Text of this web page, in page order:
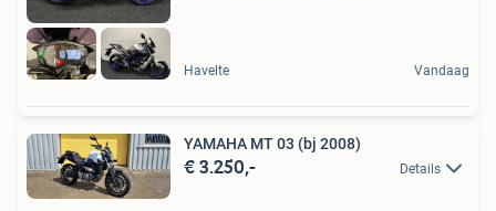
Havelte Vandaag
YAMAHA MT 03 (bj 2008)
€ 3.250,- Details